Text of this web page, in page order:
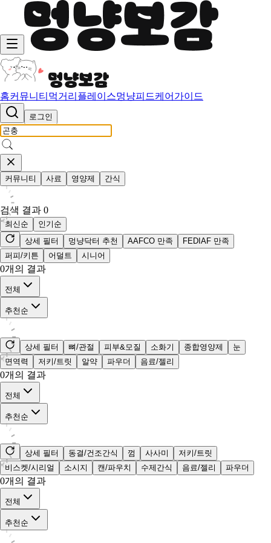
홈커뮤니티 먹거리 플레이스멍냥피드케어가이드
로그인
커뮤니티 사료 영양제 간식
검색 결과 0
최신순
인기순
상세 필터
멍냥닥터 추천 AAFCO 만족
FEDIAF 만족
퍼피/키튼
어덜트 시니어
0개의 결과
전체
추천순
상세 필터 뼈/관절 피부&모질 소화기 종합영양제
눈
면역력
저키/트릿 알약 파우더 음료/젤리
0개의 결과
전체
추천순
상세 필터 동결/건조간식 껌 사사미
저키/트릿
비스켓/시리얼
소시지 캔/파우치 수제간식 음료/젤리 파우더
0개의 결과
전체
추천순